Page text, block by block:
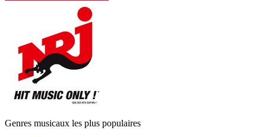
Genres musicaux les plus populaires